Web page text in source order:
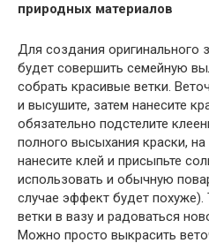
природных материалов
Для создания оригинального
будет совершить семейную
собрать красивые ветки.
и высушите, затем нанесите
обязательно подстелите
полного высыхания краски,
нанесите клей и присыпьте
использовать и обычную
случае эффект будет похуже).
ветки в вазу и радоваться
Можно просто выкрасить